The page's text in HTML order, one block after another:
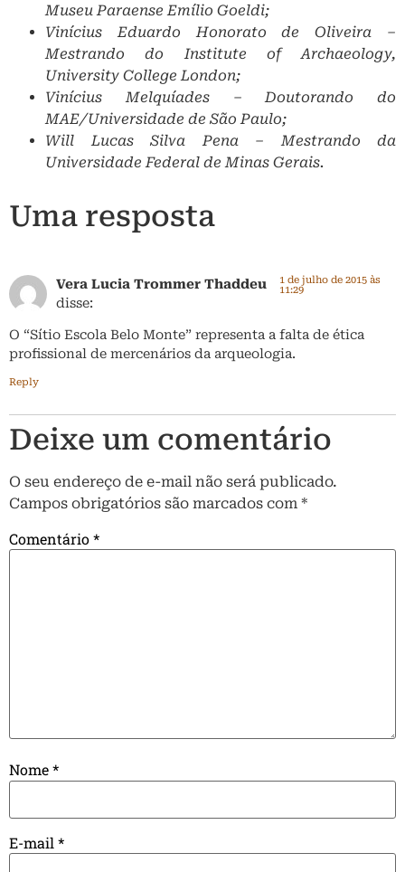
Museu Paraense Emílio Goeldi;
Vinícius Eduardo Honorato de Oliveira –
Mestrando do Institute of Archaeology,
University College London;
Vinícius Melquíades – Doutorando do
MAE/Universidade de São Paulo;
Will Lucas Silva Pena – Mestrando da
Universidade Federal de Minas Gerais.
Uma resposta
Vera Lucia Trommer Thaddeu
disse:
1 de julho de 2015 às
11:29
O “Sítio Escola Belo Monte” representa a falta de ética
profissional de mercenários da arqueologia.
Reply
Deixe um comentário
O seu endereço de e-mail não será publicado.
Campos obrigatórios são marcados com *
Comentário*
Nome*
E-mail *